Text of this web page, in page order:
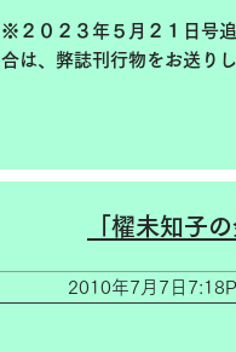
※２０２３年５月２１日号
合は、弊誌刊行物をお送り
「櫂未知子
2010年7月7日